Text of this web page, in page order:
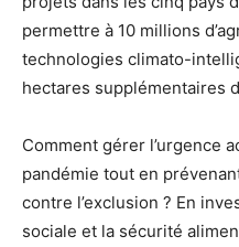
permettre à 10 millions
technologies climato-
hectares supplémentaires
Comment gérer l’urgence
pandémie tout en
contre l’exclusion ? En
sociale et la sécurité